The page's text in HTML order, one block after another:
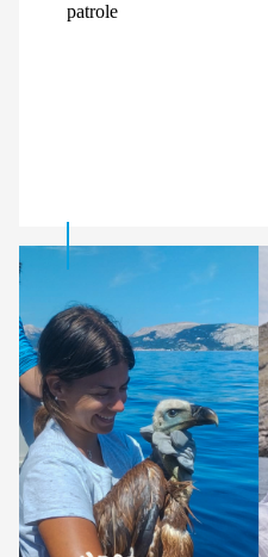
patrole